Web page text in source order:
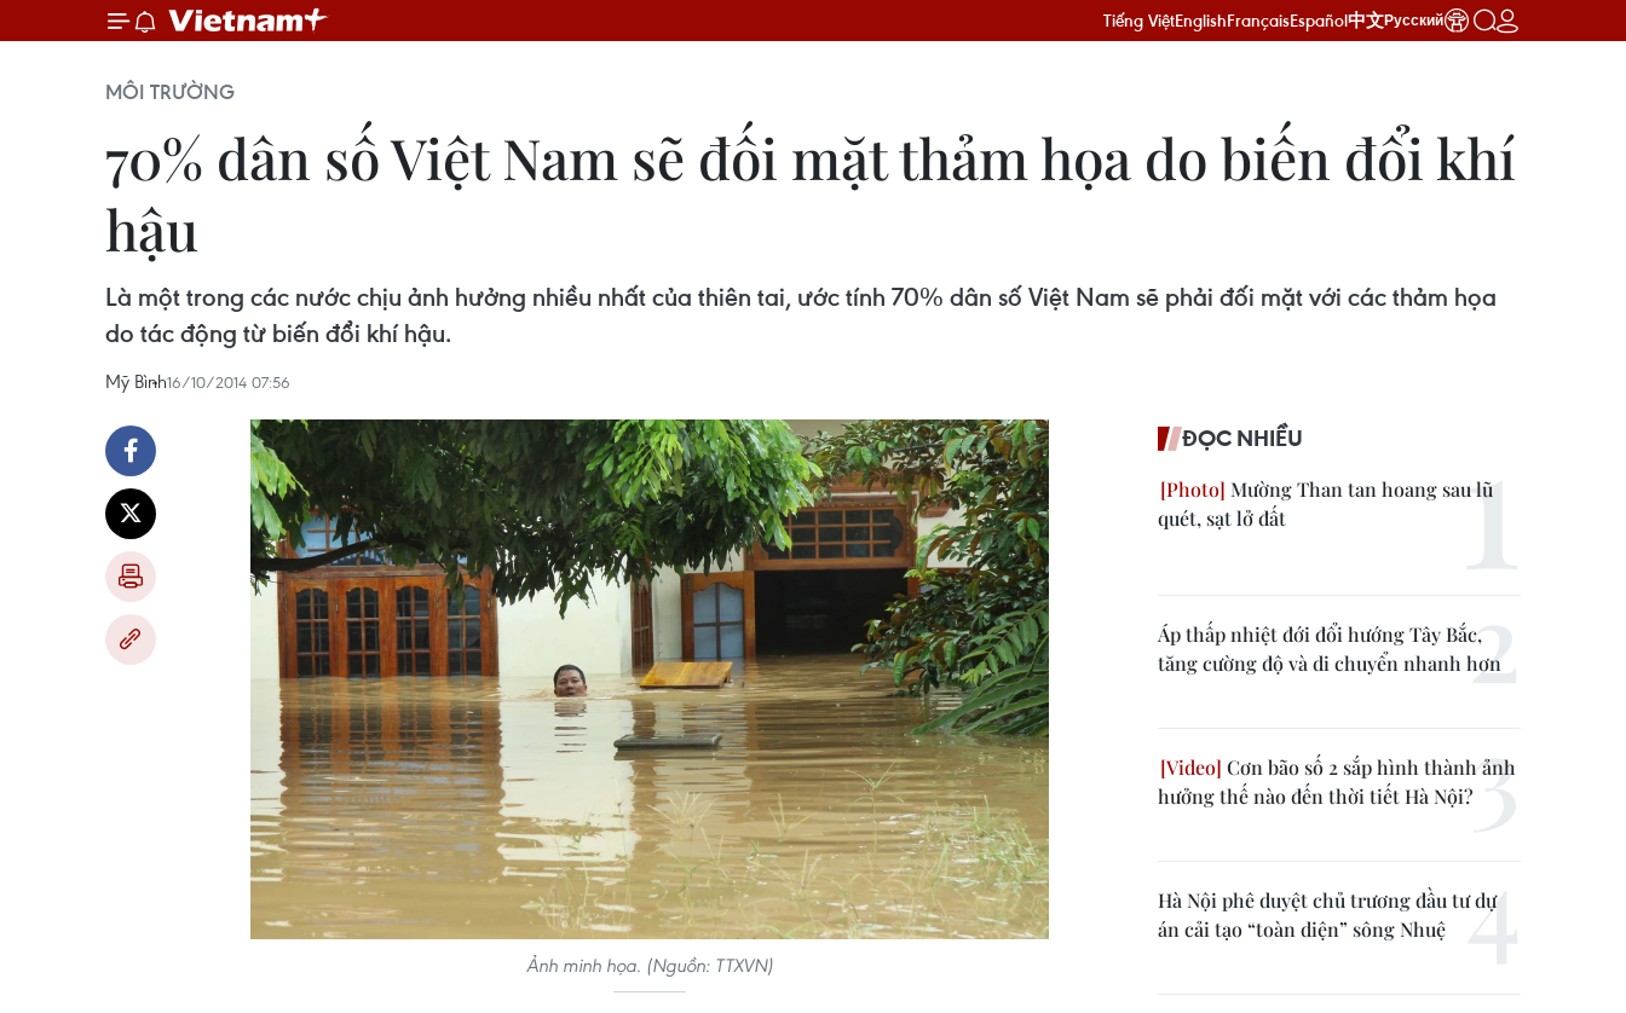
Tiếng ViệtEnglishFrançaisEspañol中文Русский
MÔI TRƯỜNG
70% dân số Việt Nam sẽ đối mặt thảm họa do biến đổi khí
hậu
Là một trong các nước chịu ảnh hưởng nhiều nhất của thiên tai, ước tính 70% dân số Việt Nam sẽ phải đối mặt với các thảm họa
do tác động từ biến đổi khí hậu.
Mỹ Bình16/10/2014 07:56
Ảnh minh họa. (Nguồn: TTXVN)
ĐỌC NHIỀU
Mường Than tan hoang sau lũ
quét, sạt lở đất
Áp thấp nhiệt đới đổi hướng Tây Bắc,
tăng cường độ và di chuyển nhanh hơn
Cơn bão số 2 sắp hình thành ảnh
hưởng thế nào đến thời tiết Hà Nội?
Hà Nội phê duyệt chủ trương đầu tư dự
án cải tạo “toàn diện” sông Nhuệ